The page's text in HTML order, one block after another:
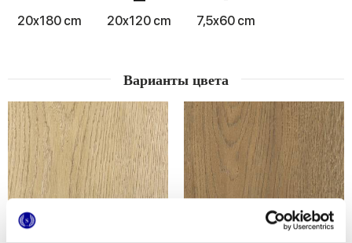
20x180 cm 20x120 cm 7,5x60 cm
Варианты цвета